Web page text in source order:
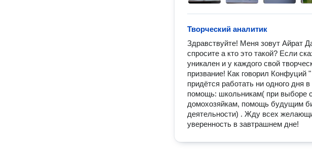
Творческий аналитик
Здравствуйте! Меня зовут Айрат
спросите а кто это такой? Если
уникален и у каждого свой
призвание! Как говорил
придётся работать ни одного дня
помощь: школьникам( при выборе
домохозяйкам, помощь будущим
деятельности) . Жду всех
уверенность в завтрашнем дне!